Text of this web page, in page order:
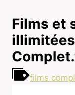
Films et
films